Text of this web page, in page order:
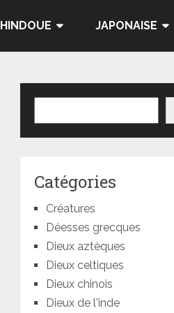
HINDOUE JAPONAISE
Catégories
Créatures
Déesses grecques
Dieux aztèques
Dieux celtiques
Dieux chinois
Dieux de l'inde